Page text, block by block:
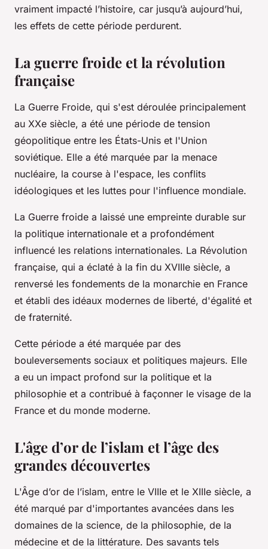
vraiment impacté l’histoire, car jusqu’à aujourd’hui,
les effets de cette période perdurent.
La guerre froide et la révolution
française
La Guerre Froide, qui s'est déroulée principalement
au XXe siècle, a été une période de tension
géopolitique entre les États-Unis et l'Union
soviétique. Elle a été marquée par la menace
nucléaire, la course à l'espace, les conflits
idéologiques et les luttes pour l'influence mondiale.
La Guerre froide a laissé une empreinte durable sur
la politique internationale et a profondément
influencé les relations internationales. La Révolution
française, qui a éclaté à la fin du XVIIIe siècle, a
renversé les fondements de la monarchie en France
et établi des idéaux modernes de liberté, d'égalité et
de fraternité.
Cette période a été marquée par des
bouleversements sociaux et politiques majeurs. Elle
a eu un impact profond sur la politique et la
philosophie et a contribué à façonner le visage de la
France et du monde moderne.
L'âge d’or de l’islam et l’âge des
grandes découvertes
L'Âge d’or de l’islam, entre le VIIIe et le XIIIe siècle, a
été marqué par d'importantes avancées dans les
domaines de la science, de la philosophie, de la
médecine et de la littérature. Des savants tels